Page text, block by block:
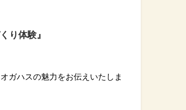
り体験』
ガハスの魅力をお伝えいたしま